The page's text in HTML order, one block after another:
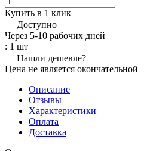
Купить в 1 клик
Доступно
Через 5-10 рабочих дней
: 1 шт
Нашли дешевле?
Цена не является окончательной
Описание
Отзывы
Характеристики
Оплата
Доставка